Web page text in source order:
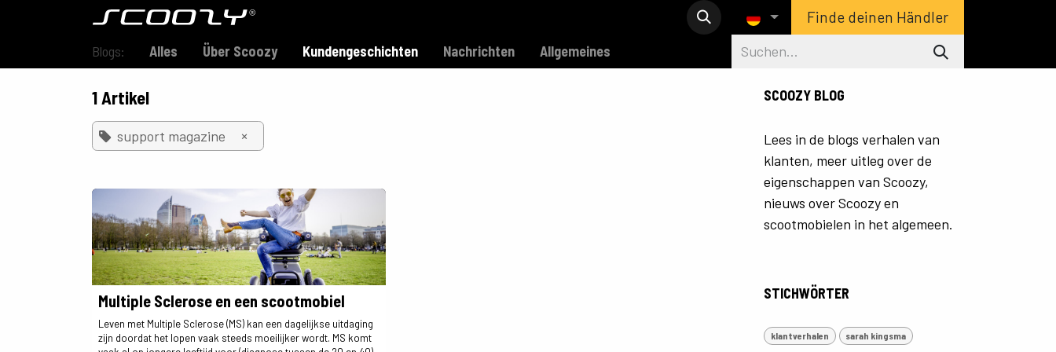
Zum Inhalt springen Finde deinen Händler
Blogs: Alles Über Scoozy Kundengeschichten Nachrichten Allgemeines
1 Artikel
support magazine ×
Multiple Sclerose en een scootmobiel
Leven met Multiple Sclerose (MS) kan een dagelijkse uitdaging
zijn doordat het lopen vaak steeds moeilijker wordt. MS komt
SCOOZY BLOG
Lees in de blogs verhalen van
klanten, meer uitleg over de
eigenschappen van Scoozy,
nieuws over Scoozy en
scootmobielen in het algemeen.
STICHWÖRTER
klantverhalen sarah kingsma